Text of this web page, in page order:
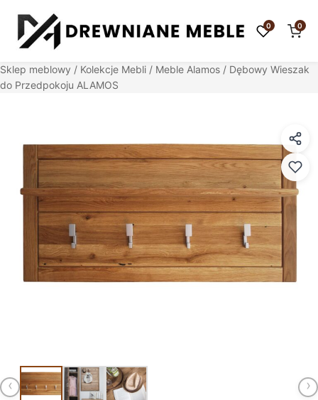
0 0
Sklep meblowy / Kolekcje Mebli / Meble Alamos / Dębowy Wieszak
do Przedpokoju ALAMOS
‹ ›